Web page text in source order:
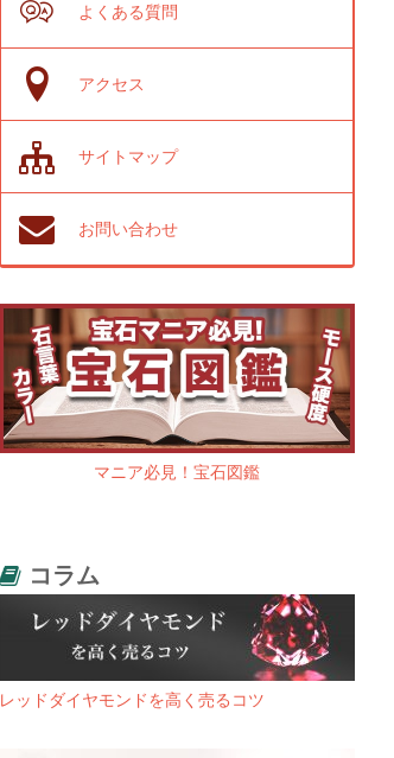
よくある質問
アクセス
サイトマップ
お問い合わせ
マニア必見！宝石図鑑
コラム
レッドダイヤモンドを高く売るコツ